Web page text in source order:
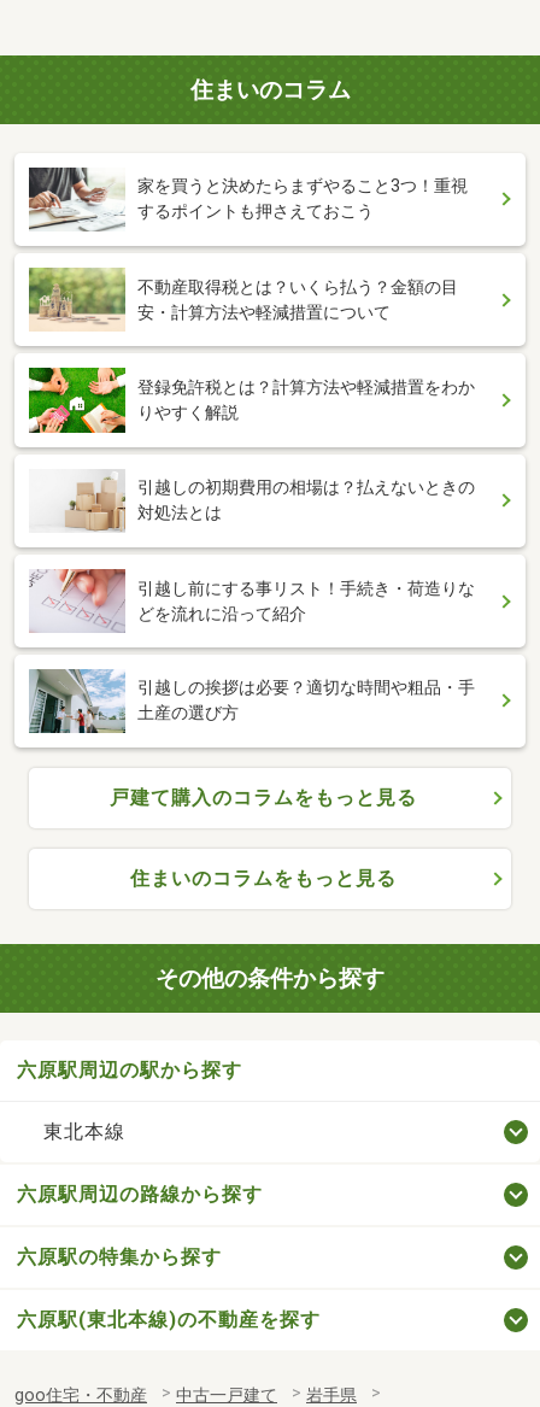
住まいのコラム
家を買うと決めたらまずやること3つ！重視
するポイントも押さえておこう
不動産取得税とは？いくら払う？金額の目
安・計算方法や軽減措置について
登録免許税とは？計算方法や軽減措置をわか
りやすく解説
引越しの初期費用の相場は？払えないときの
対処法とは
引越し前にする事リスト！手続き・荷造りな
どを流れに沿って紹介
引越しの挨拶は必要？適切な時間や粗品・手
土産の選び方
戸建て購入のコラムをもっと見る
住まいのコラムをもっと見る
その他の条件から探す
六原駅周辺の駅から探す
東北本線
六原駅周辺の路線から探す
六原駅の特集から探す
六原駅(東北本線)の不動産を探す
goo住宅・不動産 中古一戸建て
岩手県